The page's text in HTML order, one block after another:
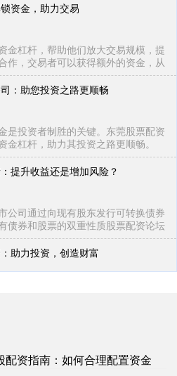
资金，助力交易
金杠杆，帮助他们放大交易规模，提
作，交易者可以获得额外的资金，从
：助您投资之路更顺畅
是投资者制胜的关键。东莞股票配资
杠杆，助力其投资之路更顺畅。
提升收益还是增加风险？
公司通过向现有股东发行可转换债券
债券和股票的双重性质股票配资论坛
助力投资，创造财富
凭借其专业服务和灵活的融资方案
配资指南：如何合理配置资金